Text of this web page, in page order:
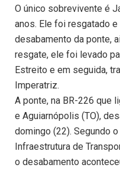
O único sobrevivente é
anos. Ele foi resgatado
desabamento da ponte,
resgate, ele foi levado
Estreito e em seguida,
Imperatriz.
A ponte, na BR-226 que
e Aguiarnópolis (TO),
domingo (22). Segundo
Infraestrutura de
o desabamento